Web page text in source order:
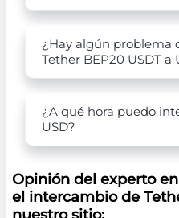
¿Hay algún problema
Tether BEP20 USDT a
¿A qué hora puedo
USD?
Opinión del experto
el intercambio de